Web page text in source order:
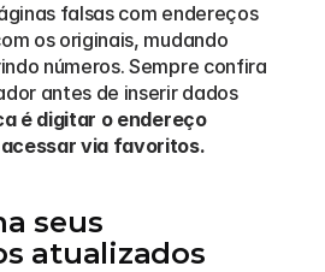
falsas com endereços
os originais, mudando
números. Sempre confira
antes de inserir dados
é digitar o endereço
via favoritos.
seus
atualizados